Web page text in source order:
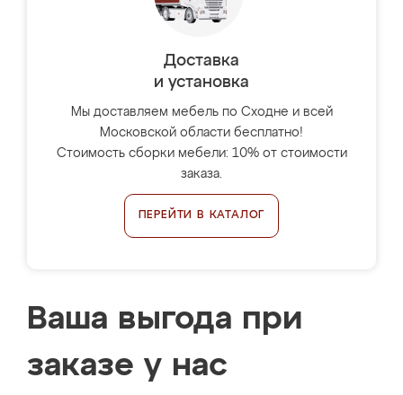
Доставка
и установка
Мы доставляем мебель по Сходне и всей
Московской области бесплатно!
Стоимость сборки мебели: 10% от стоимости
заказа.
ПЕРЕЙТИ В КАТАЛОГ
Ваша выгода при
заказе у нас